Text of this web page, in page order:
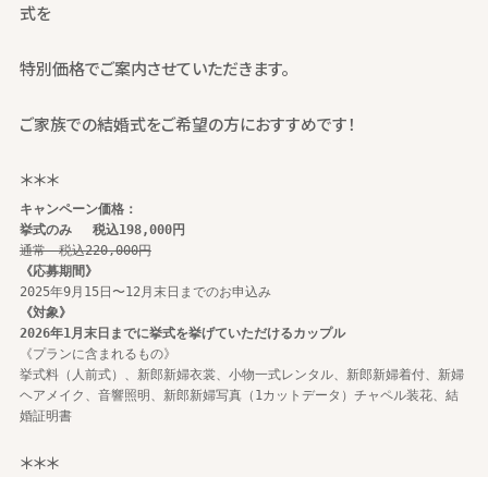
式を
特別価格でご案内させていただきます。
ご家族での結婚式をご希望の方におすすめです！
＊＊＊
キャンペーン価格：
挙式のみ
税込198,000円
通常　税込220,000円
《応募期間》
2025年9月15日〜12月末日までのお申込み
《対象》
2026年1月末日までに挙式を挙げていただけるカップル
《プランに含まれるもの》
挙式料（人前式）、新郎新婦衣裳、小物一式レンタル、新郎新婦着付、新婦
ヘアメイク、音響照明、新郎新婦写真（1カットデータ）チャペル装花、結
婚証明書
＊＊＊